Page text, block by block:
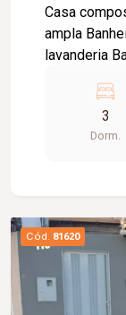
Casa
ampla Banheiro social Varanda ao fundo com
lavanderia
3
Dorm.
Cód. 81620